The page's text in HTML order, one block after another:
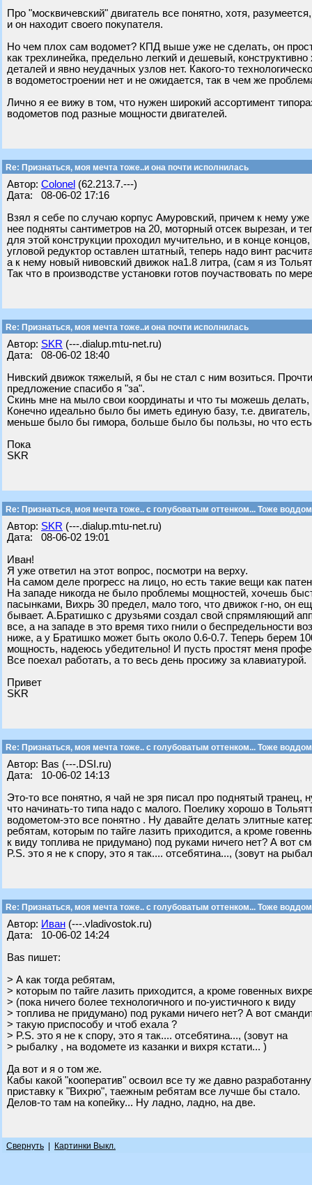
Про "москвичевский" двигатель все понятно, хотя, разумеется,
и он находит своего покупателя.
Но чем плох сам водомет? КПД выше уже не сделать, он
как трехлинейка, предельно легкий и дешевый,
деталей и явно неудачных узлов нет. Какого-то
в водометостроении нет и не ожидается, так в чем же
Лично я ее вижу в том, что нужен широкий ассортимент
водометов под разные мощности двигателей.
Re: Признаться, моя мечта тоже..и она почти исполнилась
Автор: Colonel (62.213.7.---)
Дата: 08-06-02 17:16
Взял я себе по случаю корпус Амуровский, причем к нему
нее подняты сантиметров на 20, моторный отсек вырезан, и
для этой конструкции проходил мучительно, и в конце
угловой редуктор оставлен штатный, теперь надо винт
а к нему новый нивовский движок на1.8 литра, (сам я из
Так что в производстве установки готов поучаствовать по
Re: Признаться, моя мечта тоже..и она почти исполнилась
Автор: SKR (---.dialup.mtu-net.ru)
Дата: 08-06-02 18:40
Нивский движок тяжелый, я бы не стал с ним возиться.
предложение спасибо я "за".
Скинь мне на мыло свои координаты и что ты можешь
Конечно идеально было бы иметь единую базу, т.е.
меньше было бы гимора, больше было бы пользы, но что есть
Пока
SKR
Re: Признаться, моя мечта тоже.. с голубоватым оттенком... Тоже
Автор: SKR (---.dialup.mtu-net.ru)
Дата: 08-06-02 19:01
Иван!
Я уже ответил на этот вопрос, посмотри на верху.
На самом деле прогресс на лицо, но есть такие вещи как
На западе никогда не было проблемы мощностей, хочешь
пасынками, Вихрь 30 предел, мало того, что движок г-но, он
бывает. А.Братишко с друзьями создал свой спрямляющий
все, а на западе в это время тихо гнили о беспредельности
ниже, а у Братишко может быть около 0.6-0.7. Теперь берем
мощность, надеюсь убедительно! И пусть простят меня
Все поехал работать, а то весь день просижу за клавиатурой.
Привет
SKR
Re: Признаться, моя мечта тоже.. с голубоватым оттенком... Тоже
Автор: Bas (---.DSI.ru)
Дата: 10-06-02 14:13
Это-то все понятно, я чай не зря писал про поднятый
что начинать-то типа надо с малого. Поелику хорошо в
водометом-это все понятно . Ну давайте делать элитные
ребятам, которым по тайге лазить приходится, а кроме
к виду топлива не придумано) под руками ничего нет? А вот
P.S. это я не к спору, это я так.... отсебятина..., (зовут на
Re: Признаться, моя мечта тоже.. с голубоватым оттенком... Тоже
Автор: Иван (---.vladivostok.ru)
Дата: 10-06-02 14:24
Bas пишет:
> А как тогда ребятам,
> которым по тайге лазить приходится, а кроме говенных
> (пока ничего более технологичного и по-уистичного к виду
> топлива не придумано) под руками ничего нет? А вот
> такую приспособу и чтоб ехала ?
> P.S. это я не к спору, это я так.... отсебятина..., (зовут на
> рыбалку , на водомете из казанки и вихря кстати... )
Да вот и я о том же.
Кабы какой "кооператив" освоил все ту же давно
приставку к "Вихрю", таежным ребятам все лучше бы стало.
Делов-то там на копейку... Ну ладно, ладно, на две.
Свернуть Картинки Выкл.